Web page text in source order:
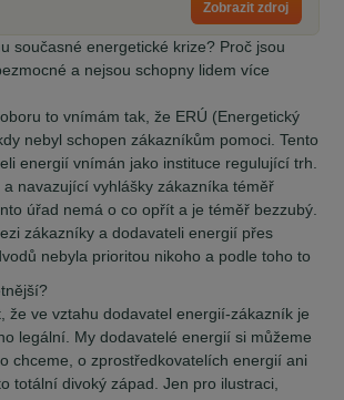
Zobrazit zdroj
současné energetické krize? Proč jsou
a nejsou schopny lidem více
to vnímám tak, že ERÚ (Energetický
nebyl schopen zákazníkům pomoci. Tento
energií vnímán jako instituce regulující trh.
a navazující vyhlášky zákazníka téměř
úřad nemá o co opřít a je téměř bezzubý.
zákazníky a dodavateli energií přes
nebyla prioritou nikoho a podle toho to
že ve vztahu dodavatel energií-zákazník je
legální. My dodavatelé energií si můžeme
chceme, o zprostředkovatelích energií ani
totální divoký západ. Jen pro ilustraci,